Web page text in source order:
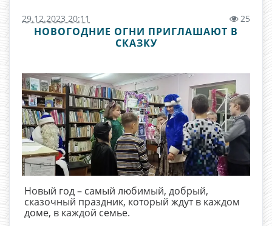
29.12.2023 20:11 25
НОВОГОДНИЕ ОГНИ ПРИГЛАШАЮТ В
СКАЗКУ
Новый год – самый любимый, добрый,
сказочный праздник, который ждут в каждом
доме, в каждой семье.